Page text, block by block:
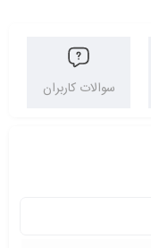
سوالات کاربران